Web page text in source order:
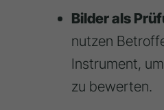
Bilder als
nutzen
Instrument,
zu bewerten.